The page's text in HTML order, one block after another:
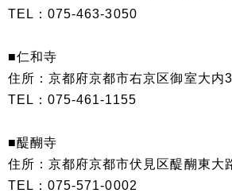
TEL：075-463-3050
■仁和寺
住所：京都府京都市右京区御室大内
TEL：075-461-1155
■醍醐寺
住所：京都府京都市伏見区醍醐東大
TEL：075-571-0002